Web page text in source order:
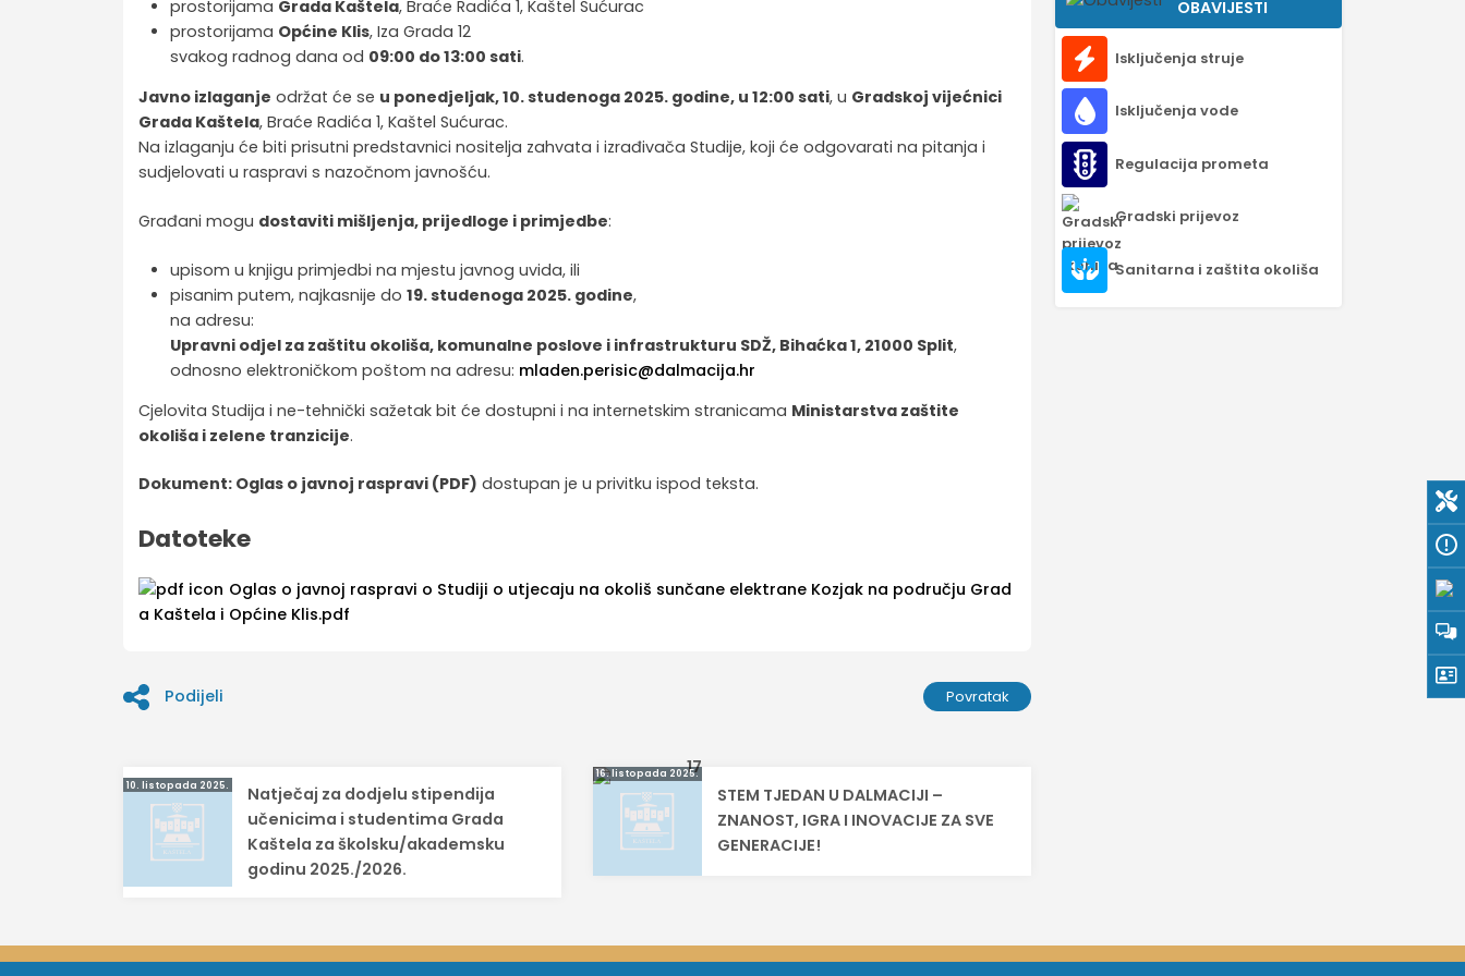
prostorijama Grada Kaštela, Braće Radića 1, Kaštel Sućurac
prostorijama Općine Klis, Iza Grada 12
svakog radnog dana od 09:00 do 13:00 sati.
Javno izlaganje održat će se u ponedjeljak, 10. studenoga 2025. godine, u 12:00 sati, u Gradskoj vijećnici
Grada Kaštela, Braće Radića 1, Kaštel Sućurac.
Na izlaganju će biti prisutni predstavnici nositelja zahvata i izrađivača Studije, koji će odgovarati na pitanja i
sudjelovati u raspravi s nazočnom javnošću.
Građani mogu dostaviti mišljenja, prijedloge i primjedbe:
upisom u knjigu primjedbi na mjestu javnog uvida, ili
pisanim putem, najkasnije do 19. studenoga 2025. godine,
na adresu:
Upravni odjel za zaštitu okoliša, komunalne poslove i infrastrukturu SDŽ, Bihaćka 1, 21000 Split,
odnosno elektroničkom poštom na adresu: mladen.perisic@dalmacija.hr
Cjelovita Studija i ne-tehnički sažetak bit će dostupni i na internetskim stranicama Ministarstva zaštite
okoliša i zelene tranzicije.
Dokument: Oglas o javnoj raspravi (PDF) dostupan je u privitku ispod teksta.
Datoteke
Oglas o javnoj raspravi o Studiji o utjecaju na okoliš sunčane elektrane Kozjak na području Grad
a Kaštela i Općine Klis.pdf
Podijeli Povratak
OBAVIJESTI
Isključenja struje
Isključenja vode
Regulacija prometa
Gradski prijevoz
Sanitarna i zaštita okoliša
Navigacija
objava
10. listopada 2025.
Natječaj za dodjelu stipendija
učenicima i studentima Grada
Kaštela za školsku/akademsku
godinu 2025./2026.
16. listopada 2025.
STEM TJEDAN U DALMACIJI –
ZNANOST, IGRA I INOVACIJE ZA SVE
GENERACIJE!